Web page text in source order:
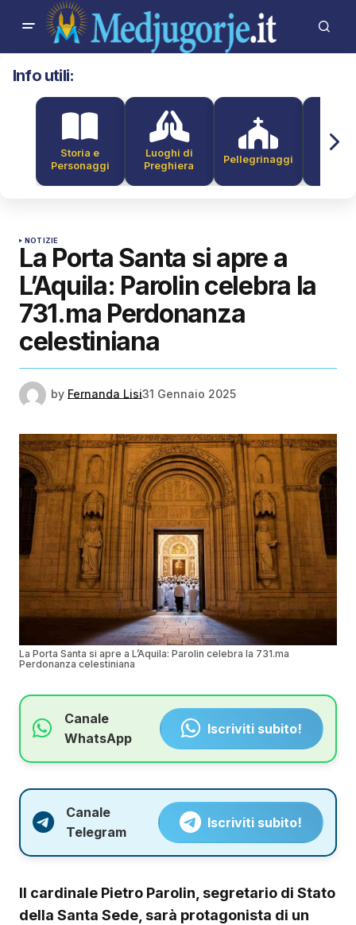
Info utili:
Storia e
Personaggi
Luoghi di
Preghiera
Pellegrinaggi
NOTIZIE
La Porta Santa si apre a
L’Aquila: Parolin celebra la
731.ma Perdonanza
celestiniana
by Fernanda Lisi31 Gennaio 2025
La Porta Santa si apre a L’Aquila: Parolin celebra la 731.ma
Perdonanza celestiniana
Canale
WhatsApp
Iscriviti subito!
Canale
Telegram
Iscriviti subito!
Il cardinale Pietro Parolin, segretario di Stato
della Santa Sede, sarà protagonista di un